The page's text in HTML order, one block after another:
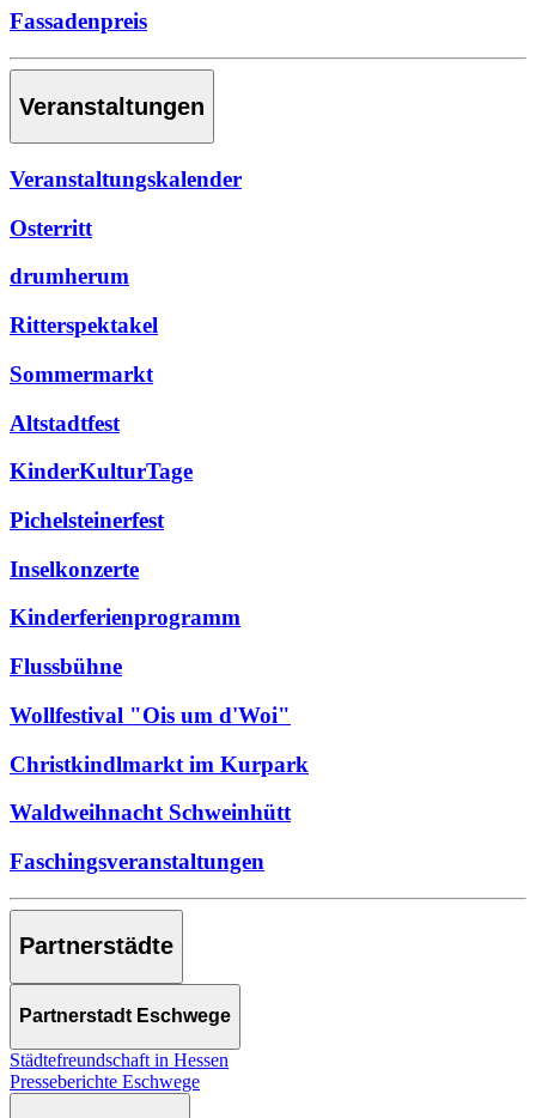
Fassadenpreis
Veranstaltungen
Veranstaltungskalender
Osterritt
drumherum
Ritterspektakel
Sommermarkt
Altstadtfest
KinderKulturTage
Pichelsteinerfest
Inselkonzerte
Kinderferienprogramm
Flussbühne
Wollfestival "Ois um d'Woi"
Christkindlmarkt im Kurpark
Waldweihnacht Schweinhütt
Faschingsveranstaltungen
Partnerstädte
Partnerstadt Eschwege
Städtefreundschaft in Hessen
Presseberichte Eschwege